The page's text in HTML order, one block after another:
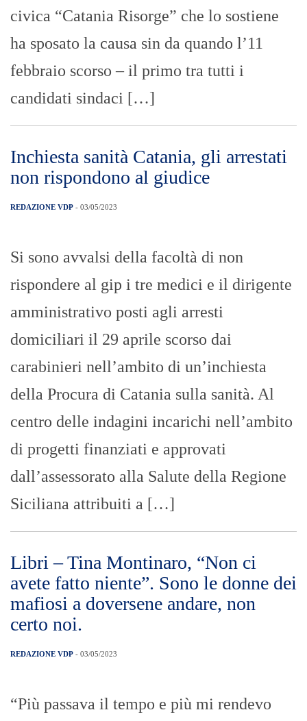
civica “Catania Risorge” che lo sostiene
ha sposato la causa sin da quando l’11
febbraio scorso – il primo tra tutti i
candidati sindaci […]
Inchiesta sanità Catania, gli arrestati
non rispondono al giudice
REDAZIONE VDP - 03/05/2023
Si sono avvalsi della facoltà di non
rispondere al gip i tre medici e il dirigente
amministrativo posti agli arresti
domiciliari il 29 aprile scorso dai
carabinieri nell’ambito di un’inchiesta
della Procura di Catania sulla sanità. Al
centro delle indagini incarichi nell’ambito
di progetti finanziati e approvati
dall’assessorato alla Salute della Regione
Siciliana attribuiti a […]
Libri – Tina Montinaro, “Non ci
avete fatto niente”. Sono le donne dei
mafiosi a doversene andare, non
certo noi.
REDAZIONE VDP - 03/05/2023
“Più passava il tempo e più mi rendevo